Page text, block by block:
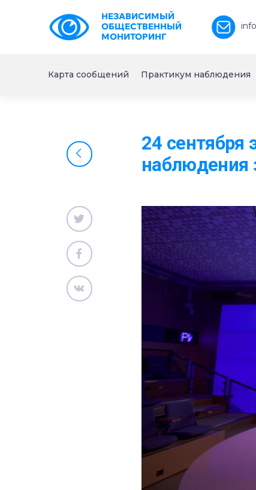
НЕЗАВИСИМЫЙ
ОБЩЕСТВЕННЫЙ
МОНИТОРИНГ
Карта сообщений Практикум наблюдения
24 сентября
наблюдения